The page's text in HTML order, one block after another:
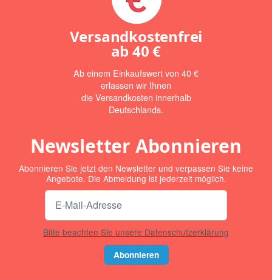
Versandkostenfrei
ab40 €
Ab einem Einkaufswert von 40 €
erlassen wir Ihnen
die Versandkosten innerhalb
Deutschlands.
Newsletter Abonnieren
Abonnieren Sie jetzt den Newsletter und verpassen Sie keine
Angebote. Die Abmeldung ist jederzeit möglich.
Bitte beachten Sie unsere Datenschutzerklärung
Abonnieren